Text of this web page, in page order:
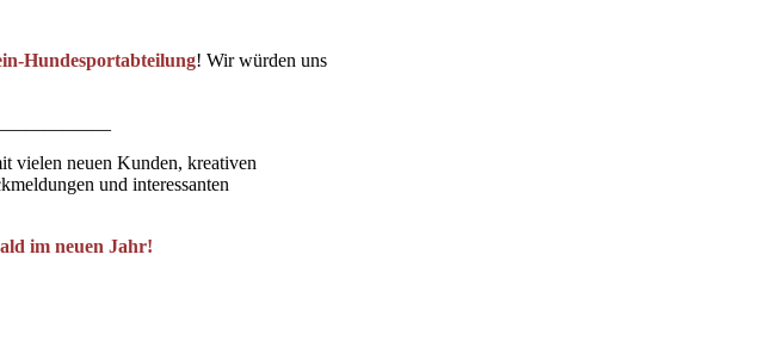
Hundesportabteilung! Wir würden uns
vielen neuen Kunden, kreativen
und interessanten
im neuen Jahr!